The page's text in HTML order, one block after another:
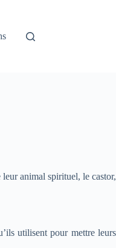
animal spirituel, le castor,
utilisent pour mettre leurs